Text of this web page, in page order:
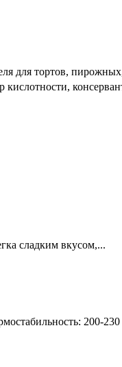
для тортов,
сладким вкусом,...
200-